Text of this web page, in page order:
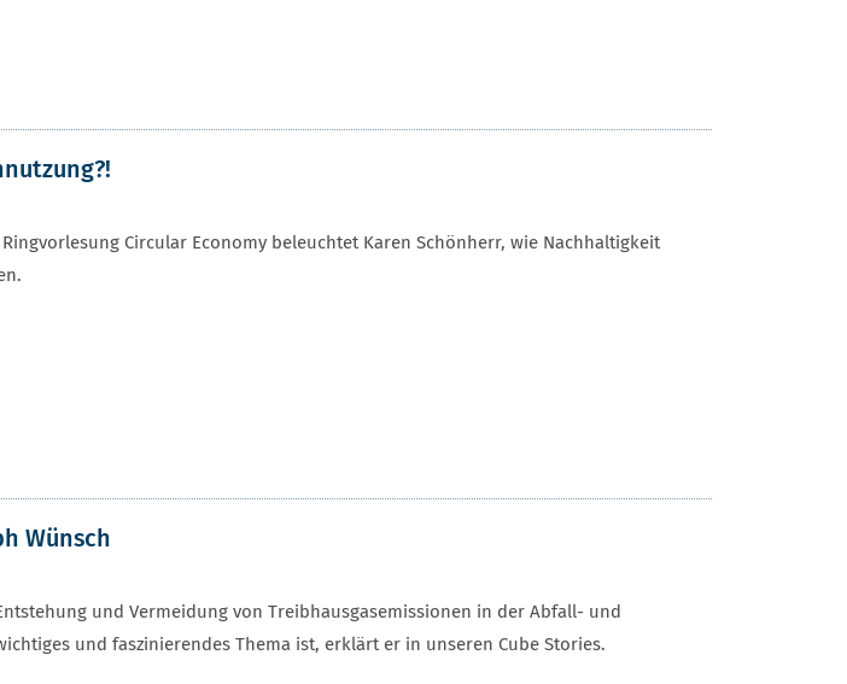
Circular Economy beleuchtet Karen Schönherr, wie Nachhaltigkeit
Wünsch
und Vermeidung von Treibhausgasemissionen in der Abfall- und
und faszinierendes Thema ist, erklärt er in unseren Cube Stories.